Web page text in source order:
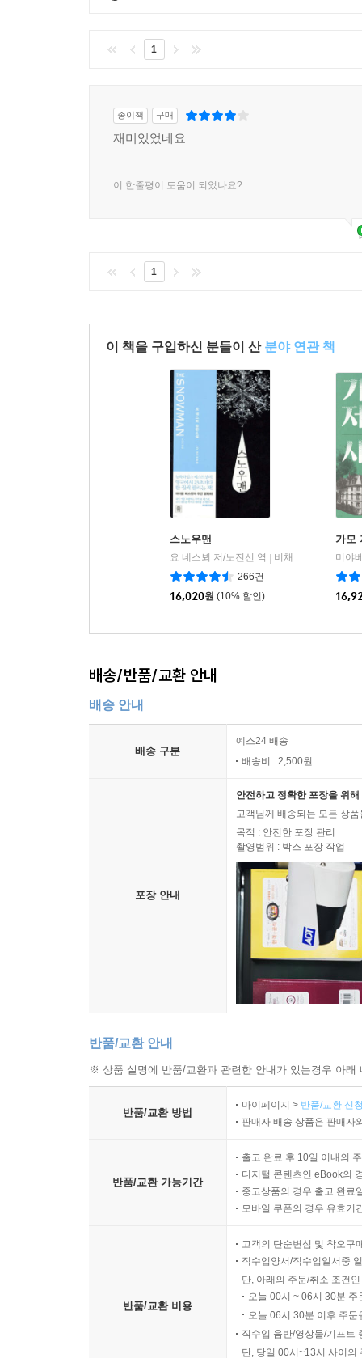
1
종이책 구매
재미있었네요
이 한줄평이 도움이 되었나요?
1
이 책을 구입하신 분들이 산 분야 연관 책
스노우맨
요 네스뵈 저/노진선 역
비채
266건
16,020원 (10% 할인)
가모
미야
배송/반품/교환 안내
배송 안내
배송 구분
예스24 배송
배송비 : 2,500원
포장 안내
안전하고 정확한 포장을 위
고객님께 배송되는 모든 상
목적 : 안전한 포장 관리
촬영범위 : 박스 포장 작업
반품/교환 안내
※ 상품 설명에 반품/교환과 관련한 안내가 있는경우 아
반품/교환 방법
마이페이지 > 반품/교환 신
판매자 배송 상품은 판매자
반품/교환 가능기간
출고 완료 후 10일 이내의
디지털 콘텐츠인 eBook의
중고상품의 경우 출고 완료
모바일 쿠폰의 경우 유효기
반품/교환 비용
고객의 단순변심 및 착오구
직수입양서/직수입일서중
단, 아래의 주문/취소 조건
오늘 00시 ~ 06시 30분
오늘 06시 30분 이후 주
직수입 음반/영상물/기프트
단, 당일 00시~13시 사이의